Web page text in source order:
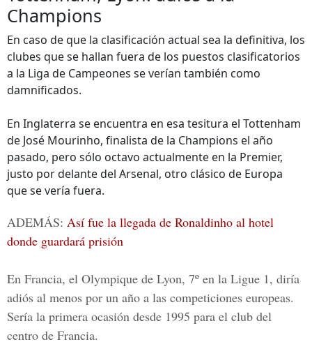
Champions
En caso de que la clasificación actual sea la definitiva, los
clubes que se hallan fuera de los puestos clasificatorios
a la Liga de Campeones se verían también como
damnificados.
En Inglaterra se encuentra en esa tesitura el Tottenham
de José Mourinho, finalista de la Champions el año
pasado, pero sólo octavo actualmente en la Premier,
justo por delante del Arsenal, otro clásico de Europa
que se vería fuera.
ADEMÁS: Así fue la llegada de Ronaldinho al hotel
donde guardará prisión
En Francia, el Olympique de Lyon, 7º en la Ligue 1, diría
adiós al menos por un año a las competiciones europeas.
Sería la primera ocasión desde 1995 para el club del
centro de Francia.